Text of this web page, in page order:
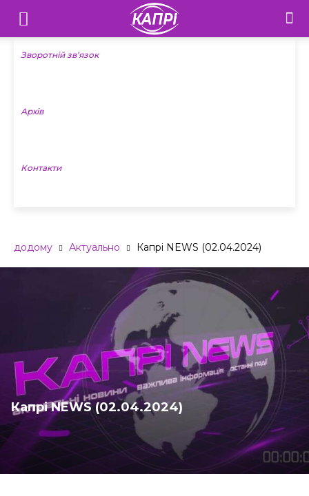
Телебачення
«Капрі»
Новини
Зворотній зв’язок
Архів
Контакти
додому Актуально Капрі NEWS (02.04.2024)
Капрі NEWS (02.04.2024)